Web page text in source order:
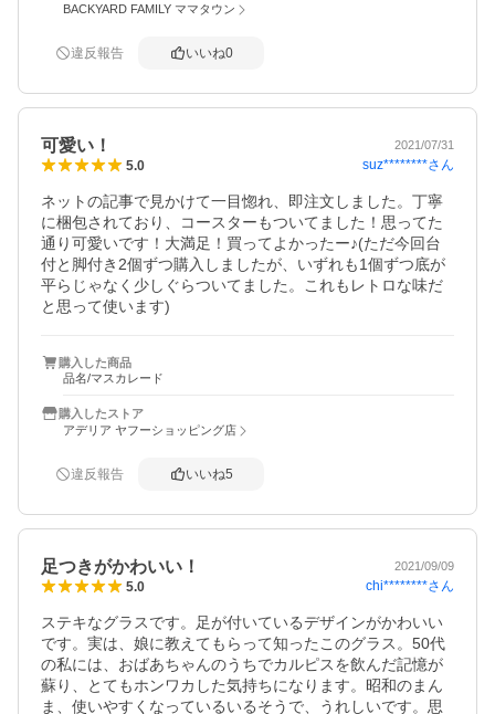
BACKYARD FAMILY ママタウン
違反報告 いいね0
可愛い！ 2021/07/31
5.0 suz********さん
ネットの記事で見かけて一目惚れ、即注文しました。丁寧
に梱包されており、コースターもついてました！思ってた
通り可愛いです！大満足！買ってよかったー♪(ただ今回台
付と脚付き2個ずつ購入しましたが、いずれも1個ずつ底が
平らじゃなく少しぐらついてました。これもレトロな味だ
と思って使います)
購入した商品
品名/マスカレード
購入したストア
アデリア ヤフーショッピング店
違反報告 いいね5
足つきがかわいい！ 2021/09/09
5.0 chi********さん
ステキなグラスです。足が付いているデザインがかわいい
です。実は、娘に教えてもらって知ったこのグラス。50代
の私には、おばあちゃんのうちでカルピスを飲んだ記憶が
蘇り、とてもホンワカした気持ちになります。昭和のまん
ま、使いやすくなっているいるそうで、うれしいです。思